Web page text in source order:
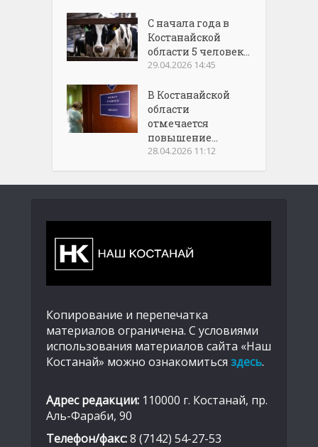
С начала года в
Костанайской
области 5 человек...
29.04.2026 14:45
В Костанайской
области
отмечается
повышение...
28.04.2026 11:12
Копирование и перепечатка
материалов ограничена. С условиями
использования материалов сайта «Наш
Костанай» можно ознакомиться здесь.
Адрес редакции: 110000 г. Костанай, пр.
Аль-Фараби, 90
Телефон/факс:8 (7142) 54-27-53